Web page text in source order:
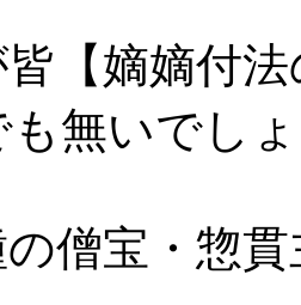
【嫡嫡付
無いでし
の僧宝・惣